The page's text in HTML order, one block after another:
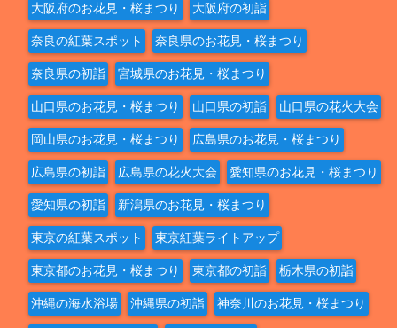
大阪府のお花見・桜まつり 大阪府の初詣
奈良の紅葉スポット 奈良県のお花見・桜まつり
奈良県の初詣 宮城県のお花見・桜まつり
山口県のお花見・桜まつり 山口県の初詣 山口県の花火大会
岡山県のお花見・桜まつり 広島県のお花見・桜まつり
広島県の初詣 広島県の花火大会 愛知県のお花見・桜まつり
愛知県の初詣 新潟県のお花見・桜まつり
東京の紅葉スポット 東京紅葉ライトアップ
東京都のお花見・桜まつり 東京都の初詣 栃木県の初詣
沖縄の海水浴場 沖縄県の初詣 神奈川のお花見・桜まつり